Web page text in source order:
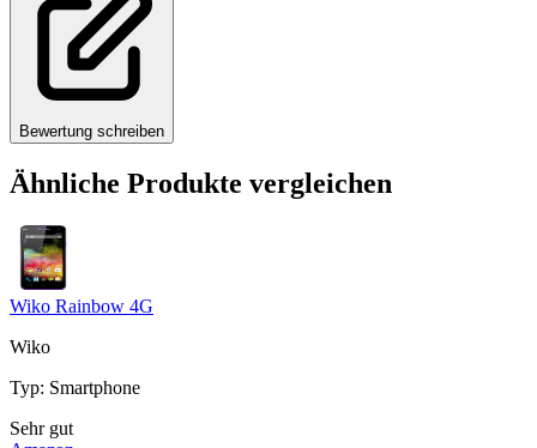
Bewertung schreiben
Ähnliche Produkte vergleichen
Wiko Rainbow 4G
Wiko
Typ: Smartphone
Sehr gut